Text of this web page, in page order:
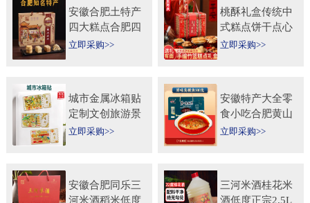
安徽合肥土特产
四大糕点合肥四
大名点礼盒零食
立即采购>>
桃酥礼盒传统中
式糕点饼干点心
特产食品伴手礼
立即采购>>
城市金属冰箱贴
定制文创旅游景
区纪念礼品定做
立即采购>>
安徽特产大全零
食小吃合肥黄山
烧饼糕点臭鳜鱼
立即采购>>
安徽合肥同乐三
河米酒稻米低度
三河米酒桂花米
酒低度正宗2.5L